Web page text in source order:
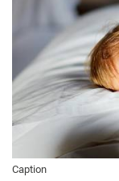
Caption